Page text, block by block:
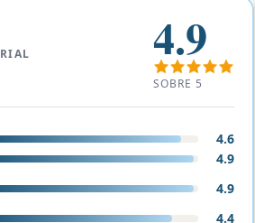
4.9
SOBRE 5
4.6
4.9
4.9
4.4